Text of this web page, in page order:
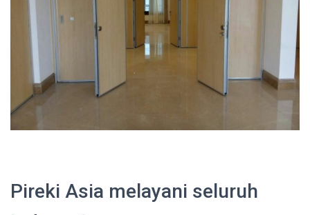
Pireki Asia melayani seluruh